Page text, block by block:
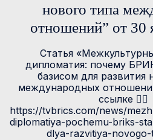
нового типа
отношений” от 30
Статья
дипломатия: почему
базисом для развития
международных
ссылке 👉🏻
https://tvbrics.com/news/
diplomatiya-pochemu-briks-
dlya-razvitiya-